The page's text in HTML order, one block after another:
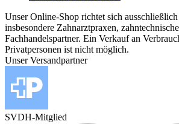
Unser Online-Shop richtet sich ausschließlich
insbesondere Zahnarztpraxen,
Fachhandelspartner. Ein Verkauf an
Privatpersonen ist nicht möglich.
Unser Versandpartner
SVDH-Mitglied